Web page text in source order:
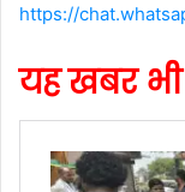
https://
यह खबर